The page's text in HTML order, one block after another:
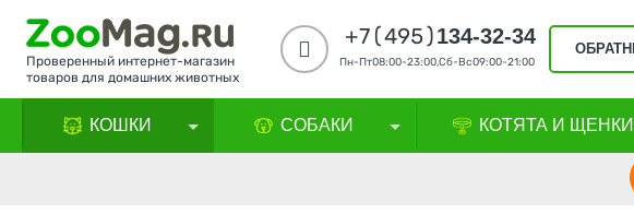
Проверенный интернет-магазин
товаров для домашних животных
+7(495)134-32-34
Пн-Пт08:00-23:00,Сб-Вс09:00-21:00
КОШКИ СОБАКИ КОТЯТА И ЩЕНКИ